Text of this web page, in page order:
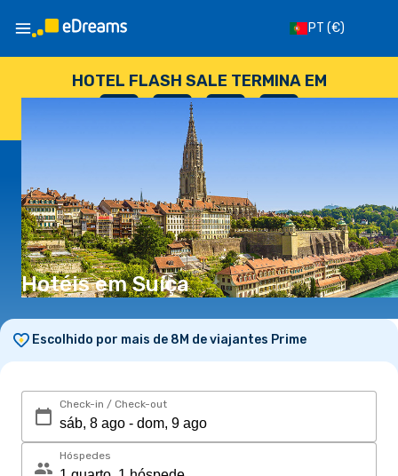
PT (€)
HOTEL FLASH SALE TERMINA EM
HORAS
Hotéis em Suíça
Escolhido por mais de 8M de viajantes Prime
Check-in / Check-out
Hóspedes